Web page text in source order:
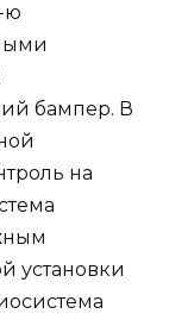
ю
бампер. В
на
установки